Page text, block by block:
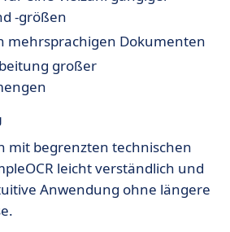
-größen
mehrsprachigen Dokumenten
großer
mit begrenzten technischen
leicht verständlich und
Anwendung ohne längere